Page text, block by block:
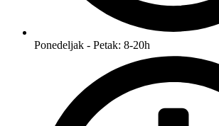
Ponedeljak - Petak: 8-20h